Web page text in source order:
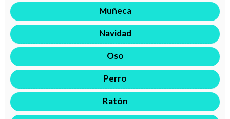
Muñeca
Navidad
Oso
Perro
Ratón